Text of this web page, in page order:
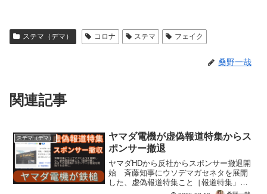
ステマ（デマ） コロナ ステマ フェイク
桑野一哉
関連記事
ステマ（デマ）
ヤマダ電機が虚偽報道特集からス
ポンサー撤退
ヤマダHDから反社からスポンサー撤退開
始 斉藤知事にウソデマガセネタを展開
した、虚偽報道特集こと［報道特集」あ
まりの誤情報にスポンサーが撤退を開始